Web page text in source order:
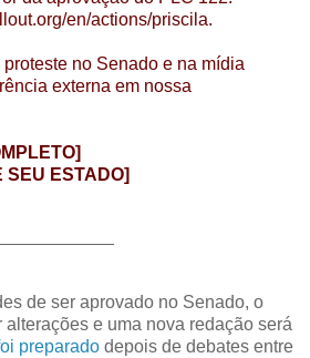
en/actions/priscila.
proteste no Senado e na mídia
externa em nossa
SEU ESTADO]
de ser aprovado no Senado, o
alterações e uma nova redação será
preparado depois de debates entre